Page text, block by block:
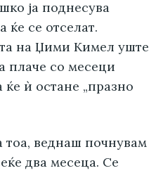
ја поднесува
ќе се отселат.
на Џими Кимел уште
плаче со месеци
ѝ остане „празно
тоа, веднаш почнувам
два месеца. Се